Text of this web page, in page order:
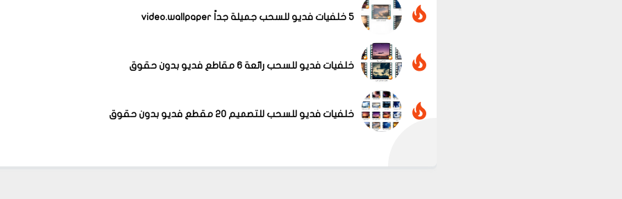
5 خلفيات فديو للسحب جميلة جداً video.wallpaper
خلفيات فديو للسحب رائعة 6 مقاطع فديو بدون حقوق
خلفيات فديو للسحب للتصميم 20 مقطع فديو بدون حقوق